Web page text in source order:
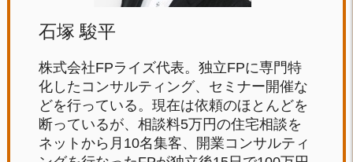
石塚 駿平
株式会社FPライズ代表。独立FPに専門特
化したコンサルティング、セミナー開催な
どを行っている。現在は依頼のほとんどを
断っているが、相談料5万円の住宅相談を
ネットから月10名集客、開業コンサルティ